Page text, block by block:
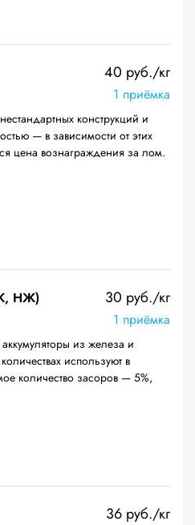
40 руб./кг
1 приёмка
конструкций и
— в зависимости от этих
цена вознаграждения за лом.
НЖ) 30 руб./кг
1 приёмка
из железа и
используют в
количество засоров — 5%,
36 руб./кг